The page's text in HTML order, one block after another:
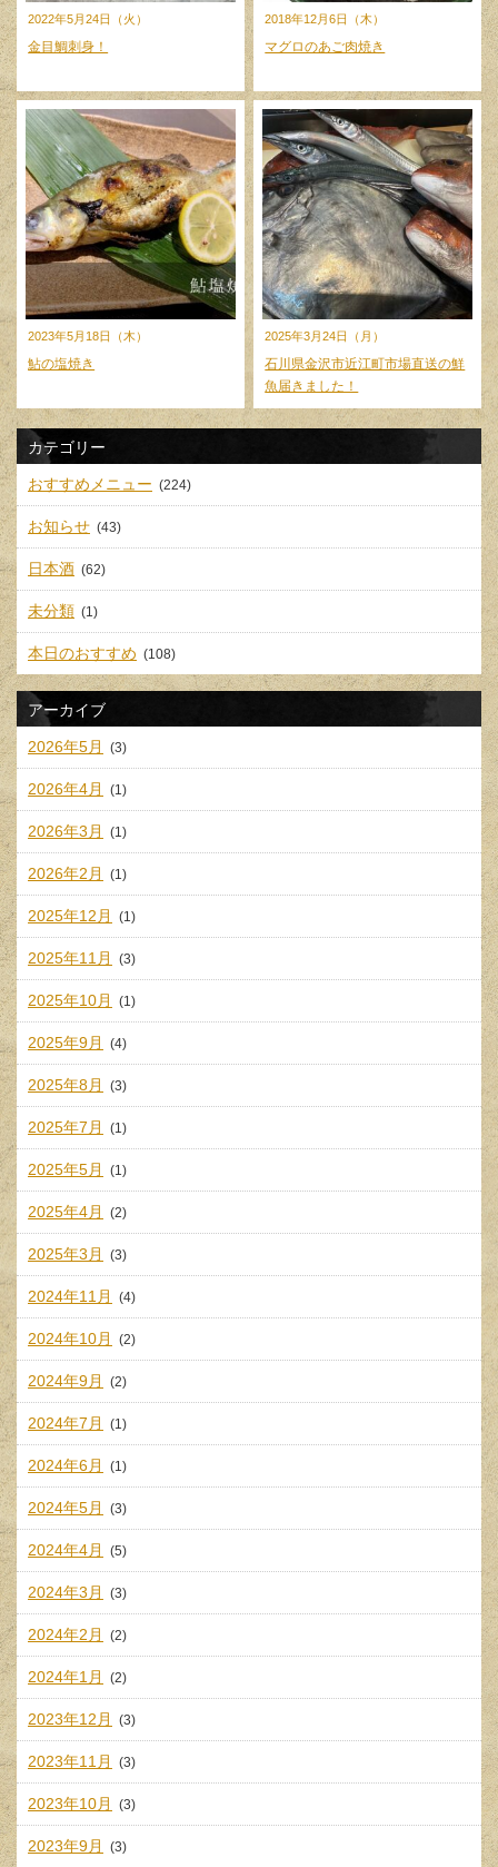
2022年5月24日（火）
金目鯛刺身！
2018年12月6日（木）
マグロのあご肉焼き
2023年5月18日（木）
鮎の塩焼き
2025年3月24日（月）
石川県金沢市近江町市場直送の鮮
魚届きました！
カテゴリー
おすすめメニュー (224)
お知らせ (43)
日本酒 (62)
未分類 (1)
本日のおすすめ (108)
アーカイブ
2026年5月 (3)
2026年4月 (1)
2026年3月 (1)
2026年2月 (1)
2025年12月 (1)
2025年11月 (3)
2025年10月 (1)
2025年9月 (4)
2025年8月 (3)
2025年7月 (1)
2025年5月 (1)
2025年4月 (2)
2025年3月 (3)
2024年11月 (4)
2024年10月 (2)
2024年9月 (2)
2024年7月 (1)
2024年6月 (1)
2024年5月 (3)
2024年4月 (5)
2024年3月 (3)
2024年2月 (2)
2024年1月 (2)
2023年12月 (3)
2023年11月 (3)
2023年10月 (3)
2023年9月 (3)